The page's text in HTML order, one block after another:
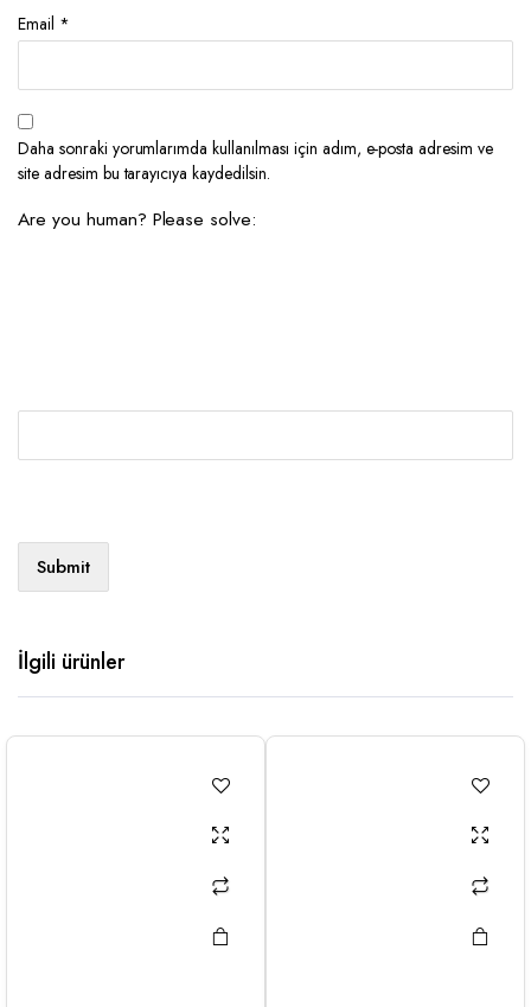
Email *
Daha sonraki yorumlarımda kullanılması için adım, e-posta adresim ve
site adresim bu tarayıcıya kaydedilsin.
Are you human? Please solve:
İlgili ürünler